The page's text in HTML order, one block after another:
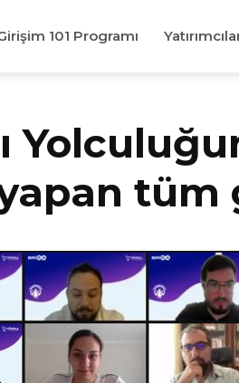
101 Programı
tüm